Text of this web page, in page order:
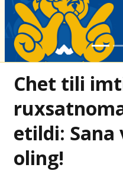
Chet tili
etildi:
oling!